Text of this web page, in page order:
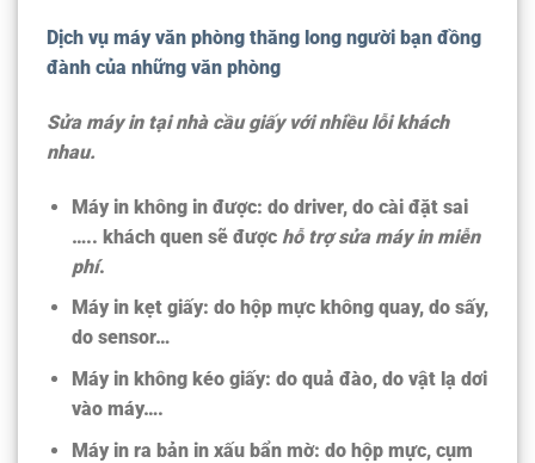
Dịch vụ máy văn phòng thăng long người bạn đồng
đành của những văn phòng
Sửa máy in tại nhà cầu giấy với nhiều lỗi khách
nhau.
Máy in không in được: do driver, do cài đặt sai
….. khách quen sẽ được hỗ trợ sửa máy in miễn
phí.
Máy in kẹt giấy: do hộp mực không quay, do sấy,
do sensor…
Máy in không kéo giấy: do quả đào, do vật lạ dơi
vào máy….
Máy in ra bản in xấu bẩn mờ: do hộp mực, cụm